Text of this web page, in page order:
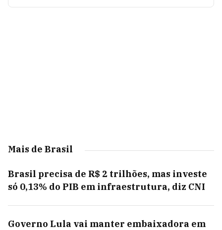
Mais de Brasil
Brasil precisa de R$ 2 trilhões, mas investe
só 0,13% do PIB em infraestrutura, diz CNI
Governo Lula vai manter embaixadora em